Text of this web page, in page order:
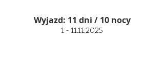
Wyjazd: 11 dni / 10 nocy
1 - 11.11.2025